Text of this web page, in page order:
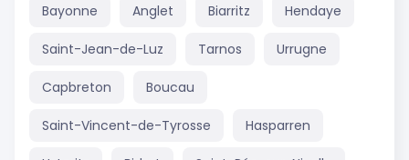
Bayonne Anglet Biarritz Hendaye
Saint-Jean-de-Luz Tarnos Urrugne
Capbreton Boucau
Saint-Vincent-de-Tyrosse Hasparren